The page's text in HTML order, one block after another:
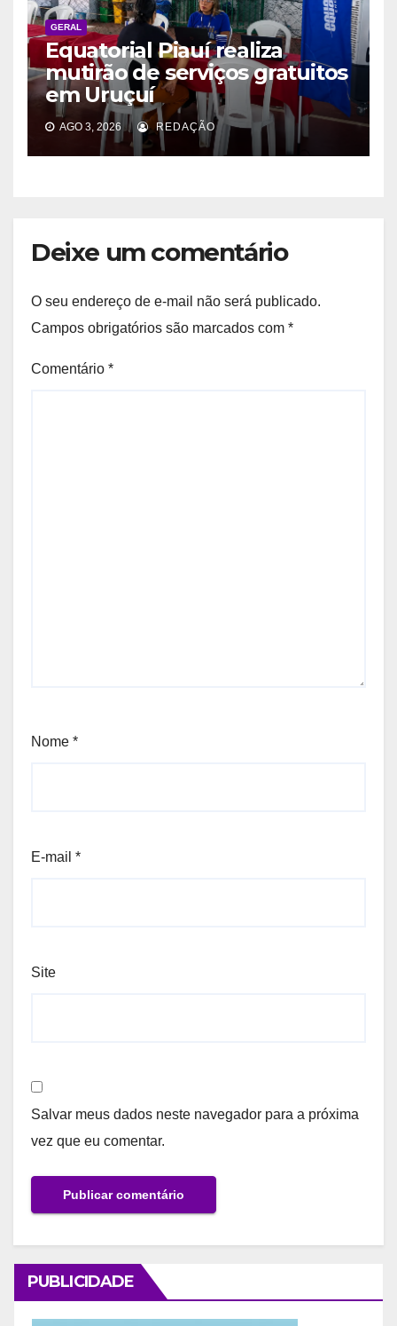
GERAL
Equatorial Piauí realiza
mutirão de serviços gratuitos
em Uruçuí
AGO 3, 2026 REDAÇÃO
Deixe um comentário
O seu endereço de e-mail não será publicado.
Campos obrigatórios são marcados com *
Comentário *
Nome *
E-mail *
Site
Salvar meus dados neste navegador para a próxima
vez que eu comentar.
PUBLICIDADE